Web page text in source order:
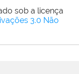
sob a licença
3.0 Não